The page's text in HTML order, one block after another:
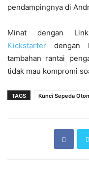
pendampingnya di
Minat dengan
Kickstarter dengan
tambahan rantai
tidak mau kompromi
TAGS Kunci Sepeda